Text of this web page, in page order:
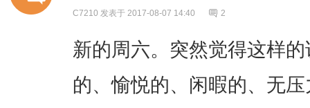
C7210 发表于 2017-08-07 14:40 2
新的周六。突然觉得这样
的、愉悦的、闲暇的、无